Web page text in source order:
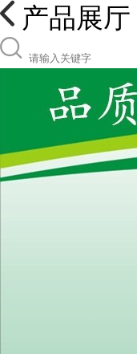
产品展厅